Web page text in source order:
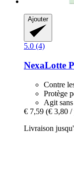
Ajouter
5.0 (4)
NexaLotte
Contre
Protège
Agit
€ 7,59 (€ 3,80 /
Livraison